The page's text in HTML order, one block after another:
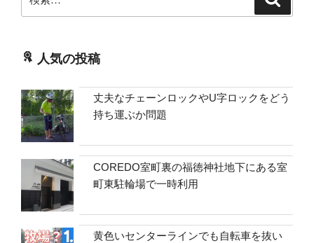
索:
人気の投稿
丈夫なチェーンロックやU字ロックをどう
持ち運ぶか問題
COREDO室町裏の福徳神社地下にある室
町東駐輪場で一時利用
黄色いセンターラインでも自転車を抜い